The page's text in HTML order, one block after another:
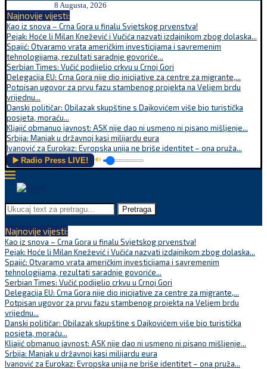
8 Augusta, 2026
Najnovije vijesti:
Kao iz snova – Crna Gora u finalu Svjetskog prvenstva!
Pejak: Hoće li Milan Knežević i Vučića nazvati izdajnikom zbog dolaska...
Spajić: Otvaramo vrata američkim investicijama i savremenim
tehnologijama, rezultati saradnje govoriće...
Serbian Times: Vučić podijelio crkvu u Crnoj Gori
Delegacija EU: Crna Gora nije dio inicijative za centre za migrante,...
Potpisan ugovor za prvu fazu stambenog projekta na Veljem brdu
vrijednu...
Danski političar: Obilazak skupštine s Dajkovićem više bio turistička
posjeta, moraću...
Kljajić obmanuo javnost: ASK nije dao ni usmeno ni pisano mišljenje...
Srbija: Manjak u državnoj kasi milijardu eura
Ivanović za Eurokaz: Evropska unija ne briše identitet – ona pruža...
▶️ Radio Press LIVE! 🔊
Pretraga
Najnovije vijesti:
Kao iz snova – Crna Gora u finalu Svjetskog prvenstva!
Pejak: Hoće li Milan Knežević i Vučića nazvati izdajnikom zbog dolaska...
Spajić: Otvaramo vrata američkim investicijama i savremenim
tehnologijama, rezultati saradnje govoriće...
Serbian Times: Vučić podijelio crkvu u Crnoj Gori
Delegacija EU: Crna Gora nije dio inicijative za centre za migrante,...
Potpisan ugovor za prvu fazu stambenog projekta na Veljem brdu
vrijednu...
Danski političar: Obilazak skupštine s Dajkovićem više bio turistička
posjeta, moraću...
Kljajić obmanuo javnost: ASK nije dao ni usmeno ni pisano mišljenje...
Srbija: Manjak u državnoj kasi milijardu eura
Ivanović za Eurokaz: Evropska unija ne briše identitet – ona pruža...